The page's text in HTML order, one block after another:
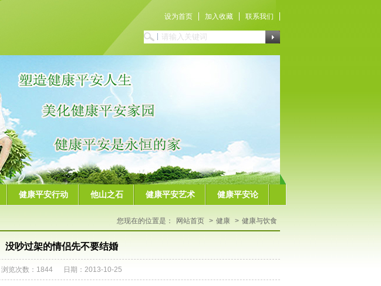
设为首页 加入收藏 联系我们
健康平安行动 他山之石 健康平安艺术 健康平安论
您现在的位置是： 网站首页 > 健康 > 健康与饮食
没吵过架的情侣先不要结婚
浏览次数：1844 日期：2013-10-25